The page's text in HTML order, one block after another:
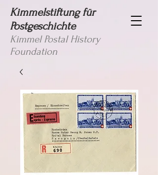
Kimmelstiftung für
Postgeschichte
Kimmel Postal History
Foundation